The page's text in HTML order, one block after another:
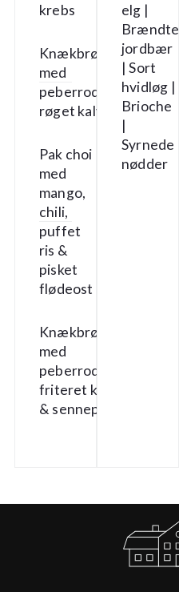
krebs
Knækbrød på birk
med
peberrodsemulsion,
røget kalv & sennep
Pak choi
med
mango,
chili,
puffet
ris &
pisket
flødeost
Knækbrød på birk
med
peberrodsemulsion,
friteret knoldselleri
& sennep
elg |
Brændte
jordbær
| Sort
hvidløg |
Brioche
|
Syrnede
nødder